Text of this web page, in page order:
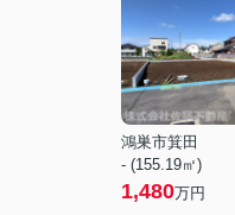
鴻巣市箕田
- (155.19㎡)
1,480万円